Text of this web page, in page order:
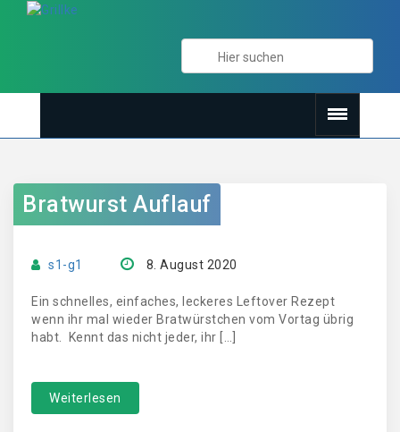
Bratwurst Auflauf
s1-g1 8. August 2020
Ein schnelles, einfaches, leckeres Leftover Rezept
wenn ihr mal wieder Bratwürstchen vom Vortag übrig
habt. Kennt das nicht jeder, ihr […]
Weiterlesen